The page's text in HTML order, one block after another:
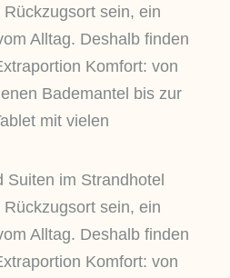
sein, ein
Alltag. Deshalb finden
Komfort: von
Bademantel bis zur
mit vielen
Suiten im Strandhotel
sein, ein
Alltag. Deshalb finden
Komfort: von